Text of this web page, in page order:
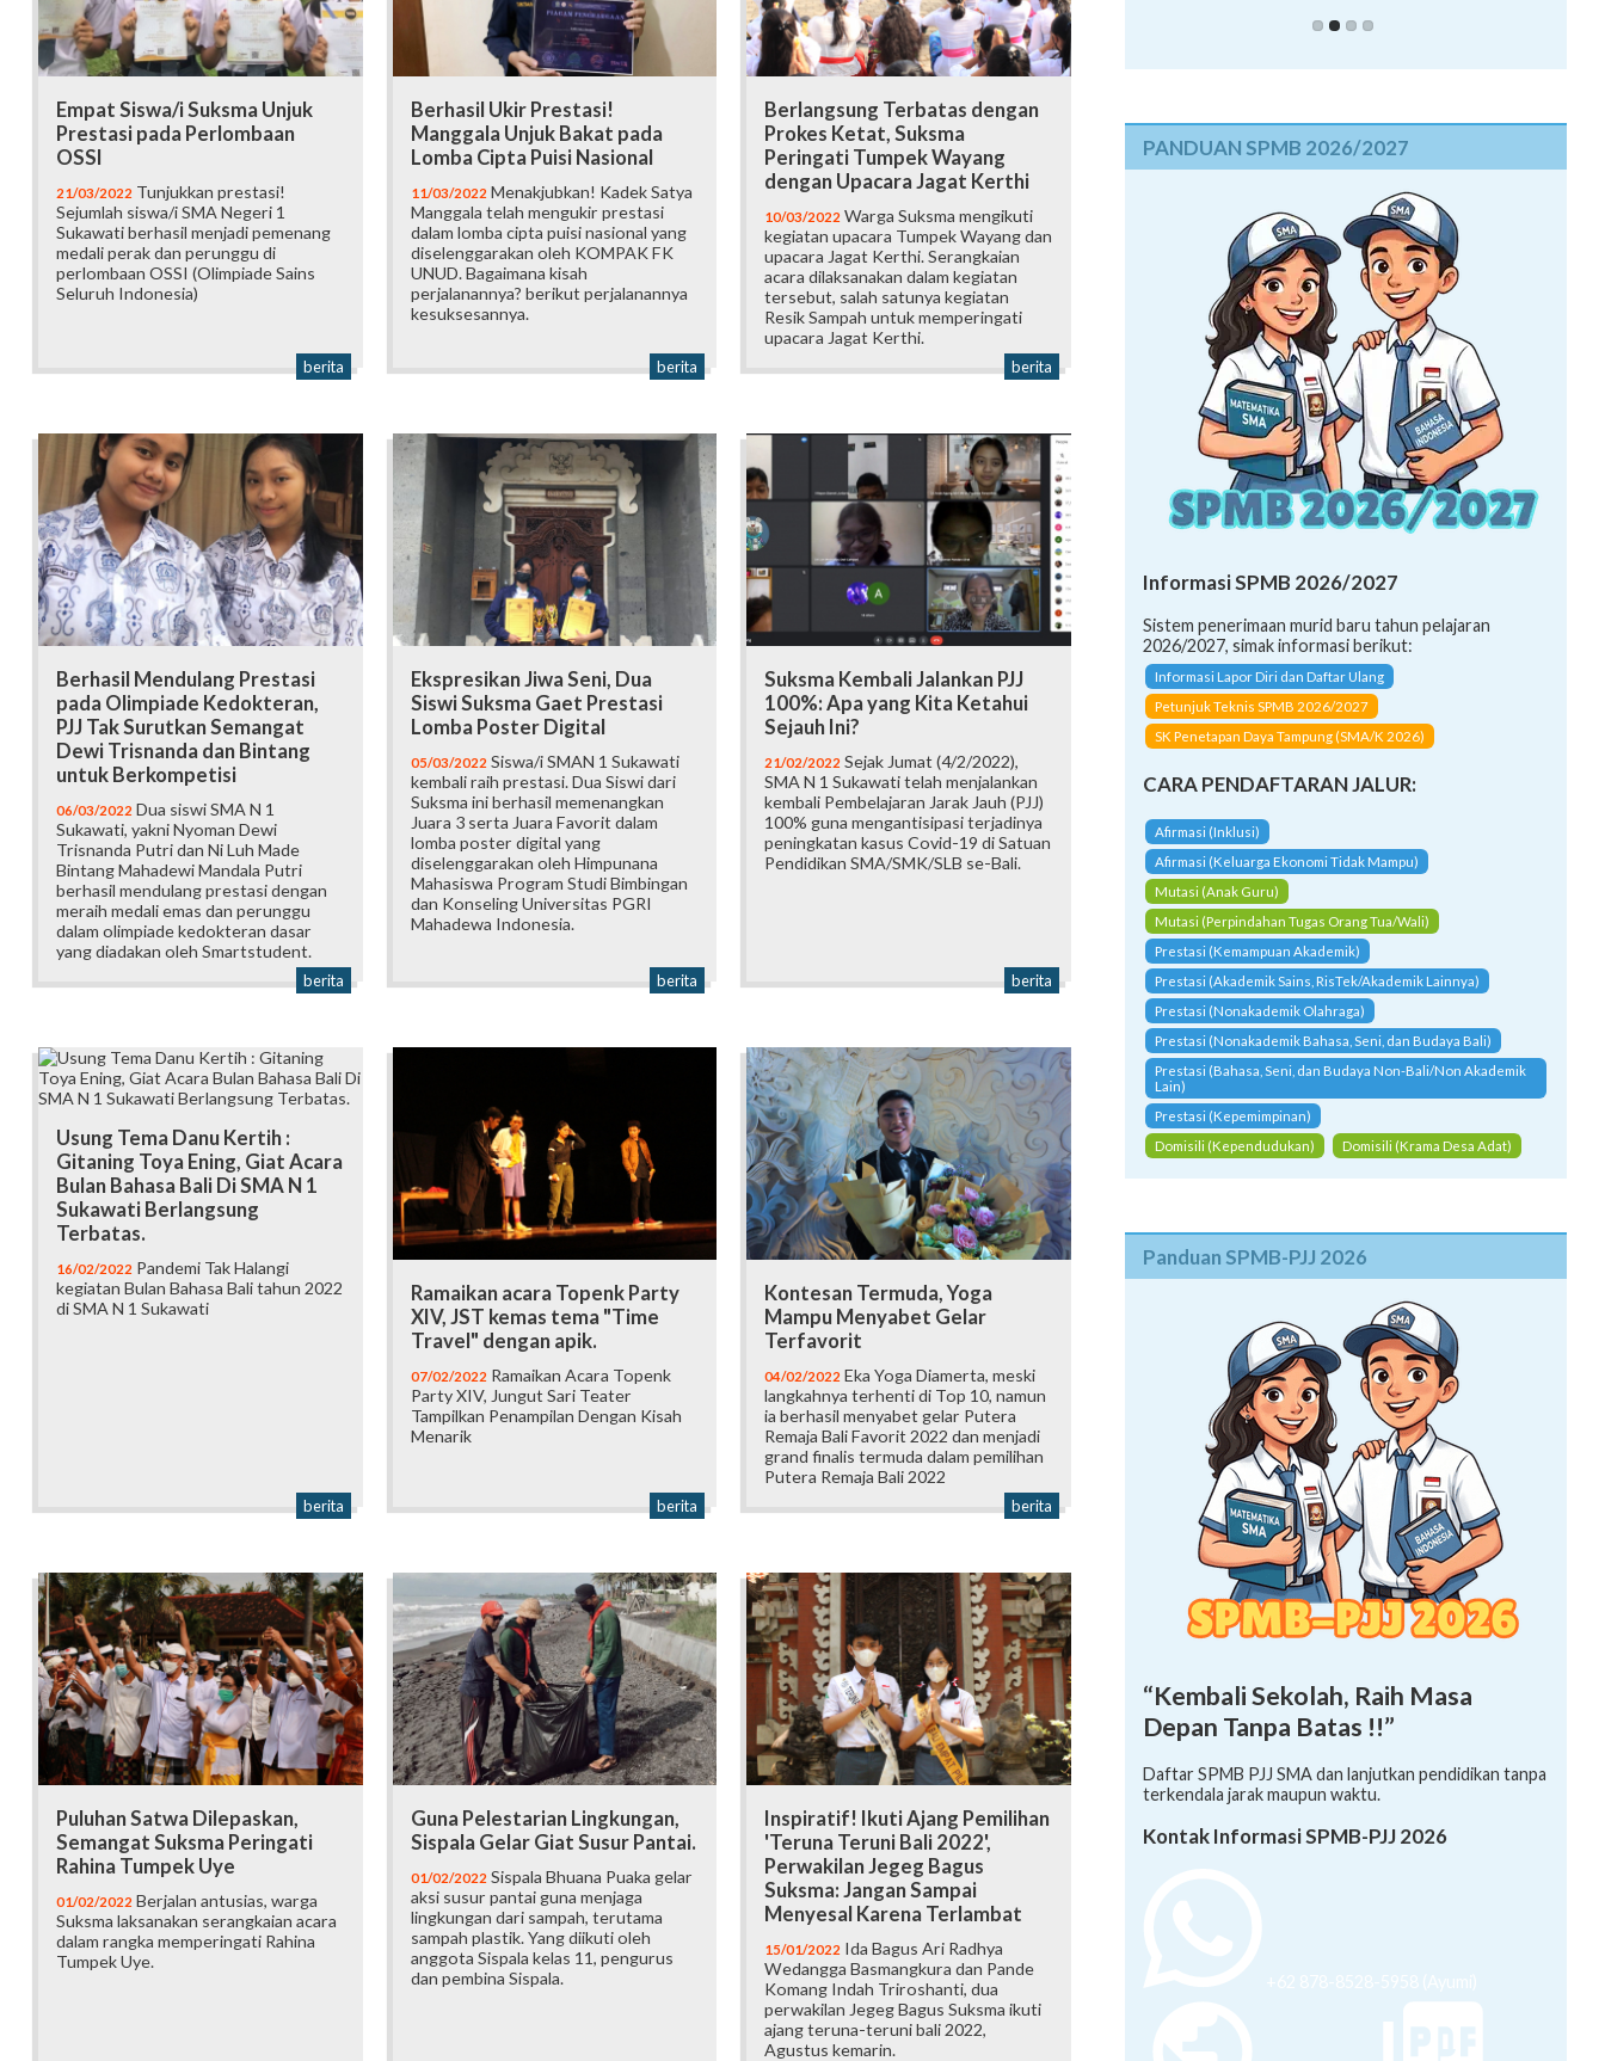
Empat Siswa/i Suksma Unjuk
Prestasi pada Perlombaan
OSSI
21/03/2022 Tunjukkan prestasi!
Sejumlah siswa/i SMA Negeri 1
Sukawati berhasil menjadi pemenang
medali perak dan perunggu di
perlombaan OSSI (Olimpiade Sains
Seluruh Indonesia)
berita
Berhasil Ukir Prestasi!
Manggala Unjuk Bakat pada
Lomba Cipta Puisi Nasional
11/03/2022 Menakjubkan! Kadek Satya
Manggala telah mengukir prestasi
dalam lomba cipta puisi nasional yang
diselenggarakan oleh KOMPAK FK
UNUD. Bagaimana kisah
perjalanannya? berikut perjalanannya
kesuksesannya.
berita
Berlangsung Terbatas dengan
Prokes Ketat, Suksma
Peringati Tumpek Wayang
dengan Upacara Jagat Kerthi
10/03/2022 Warga Suksma mengikuti
kegiatan upacara Tumpek Wayang dan
upacara Jagat Kerthi. Serangkaian
acara dilaksanakan dalam kegiatan
tersebut, salah satunya kegiatan
Resik Sampah untuk memperingati
upacara Jagat Kerthi.
berita
Berhasil Mendulang Prestasi
pada Olimpiade Kedokteran,
PJJ Tak Surutkan Semangat
Dewi Trisnanda dan Bintang
untuk Berkompetisi
06/03/2022 Dua siswi SMA N 1
Sukawati, yakni Nyoman Dewi
Trisnanda Putri dan Ni Luh Made
Bintang Mahadewi Mandala Putri
berhasil mendulang prestasi dengan
meraih medali emas dan perunggu
dalam olimpiade kedokteran dasar
yang diadakan oleh Smartstudent.
berita
Ekspresikan Jiwa Seni, Dua
Siswi Suksma Gaet Prestasi
Lomba Poster Digital
05/03/2022 Siswa/i SMAN 1 Sukawati
kembali raih prestasi. Dua Siswi dari
Suksma ini berhasil memenangkan
Juara 3 serta Juara Favorit dalam
lomba poster digital yang
diselenggarakan oleh Himpunana
Mahasiswa Program Studi Bimbingan
dan Konseling Universitas PGRI
Mahadewa Indonesia.
berita
Suksma Kembali Jalankan PJJ
100%: Apa yang Kita Ketahui
Sejauh Ini?
21/02/2022 Sejak Jumat (4/2/2022),
SMA N 1 Sukawati telah menjalankan
kembali Pembelajaran Jarak Jauh (PJJ)
100% guna mengantisipasi terjadinya
peningkatan kasus Covid-19 di Satuan
Pendidikan SMA/SMK/SLB se-Bali.
berita
Usung Tema Danu Kertih :
Gitaning Toya Ening, Giat Acara
Bulan Bahasa Bali Di SMA N 1
Sukawati Berlangsung
Terbatas.
16/02/2022 Pandemi Tak Halangi
kegiatan Bulan Bahasa Bali tahun 2022
di SMA N 1 Sukawati
berita
Ramaikan acara Topenk Party
XIV, JST kemas tema "Time
Travel" dengan apik.
07/02/2022 Ramaikan Acara Topenk
Party XIV, Jungut Sari Teater
Tampilkan Penampilan Dengan Kisah
Menarik
berita
Kontesan Termuda, Yoga
Mampu Menyabet Gelar
Terfavorit
04/02/2022 Eka Yoga Diamerta, meski
langkahnya terhenti di Top 10, namun
ia berhasil menyabet gelar Putera
Remaja Bali Favorit 2022 dan menjadi
grand finalis termuda dalam pemilihan
Putera Remaja Bali 2022
berita
Puluhan Satwa Dilepaskan,
Semangat Suksma Peringati
Rahina Tumpek Uye
01/02/2022 Berjalan antusias, warga
Suksma laksanakan serangkaian acara
dalam rangka memperingati Rahina
Tumpek Uye.
Guna Pelestarian Lingkungan,
Sispala Gelar Giat Susur Pantai.
01/02/2022 Sispala Bhuana Puaka gelar
aksi susur pantai guna menjaga
lingkungan dari sampah, terutama
sampah plastik. Yang diikuti oleh
anggota Sispala kelas 11, pengurus
dan pembina Sispala.
Inspiratif! Ikuti Ajang Pemilihan
'Teruna Teruni Bali 2022',
Perwakilan Jegeg Bagus
Suksma: Jangan Sampai
Menyesal Karena Terlambat
15/01/2022 Ida Bagus Ari Radhya
Wedangga Basmangkura dan Pande
Komang Indah Triroshanti, dua
perwakilan Jegeg Bagus Suksma ikuti
ajang teruna-teruni bali 2022,
Agustus kemarin.
PANDUAN SPMB 2026/2027
Informasi SPMB 2026/2027
Sistem penerimaan murid baru tahun pelajaran
2026/2027, simak informasi berikut:
Informasi Lapor Diri dan Daftar Ulang
Petunjuk Teknis SPMB 2026/2027
SK Penetapan Daya Tampung (SMA/K 2026)
CARA PENDAFTARAN JALUR:
Afirmasi (Inklusi)
Afirmasi (Keluarga Ekonomi Tidak Mampu)
Mutasi (Anak Guru)
Mutasi (Perpindahan Tugas Orang Tua/Wali)
Prestasi (Kemampuan Akademik)
Prestasi (Akademik Sains, RisTek/Akademik Lainnya)
Prestasi (Nonakademik Olahraga)
Prestasi (Nonakademik Bahasa, Seni, dan Budaya Bali)
Prestasi (Bahasa, Seni, dan Budaya Non-Bali/Non Akademik
Lain)
Prestasi (Kepemimpinan)
Domisili (Kependudukan)
Domisili (Krama Desa Adat)
Panduan SPMB-PJJ 2026
“Kembali Sekolah, Raih Masa
Depan Tanpa Batas !!”
Daftar SPMB PJJ SMA dan lanjutkan pendidikan tanpa
terkendala jarak maupun waktu.
Kontak Informasi SPMB-PJJ 2026
+62 878-8528-5958 (Ayumi)